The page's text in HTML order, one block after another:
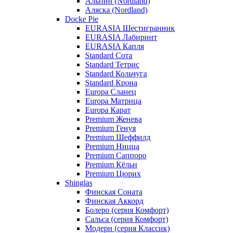
Аляска (Nordland)
Docke Pie
EURASIA Шестигранник
EURASIA Лабиринт
EURASIA Капля
Standard Сота
Standard Тетрис
Standard Кольчуга
Standard Крона
Europa Сланец
Europa Матрица
Europa Карат
Premium Женева
Premium Генуя
Premium Шеффилд
Premium Ницца
Premium Саппоро
Premium Кёльн
Premium Цюрих
Shinglas
Финская Соната
Финская Аккорд
Болеро (серия Комфорт)
Сальса (серия Комфорт)
Модерн (серия Классик)